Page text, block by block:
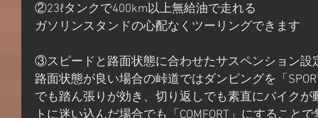
②23ℓタンクで400km以上無給油で走れる
ガソリンスタンドの心配なくツーリングできます
③スピードと路面状態に合わせたサスペンション設
路面状態が良い場合の峠道ではダンピングを「
でも踏ん張りが効き、切り返しでも素直にバイク
トに迷い込んだ場合でも「COMFORT」にすること